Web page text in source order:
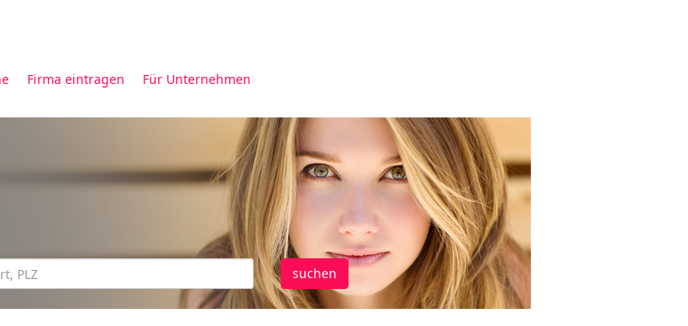
Firma eintragen Für Unternehmen
suchen